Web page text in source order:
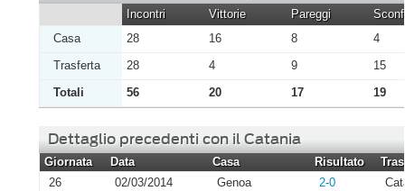
Incontri Vittorie Pareggi
Casa
28 16 8
4
Trasferta
28 4 9
15
Totali
56 20 17 19
Dettaglio precedenti con il Catania
Giornata Data Casa Risultato
26
02/03/2014 Genoa 2-0